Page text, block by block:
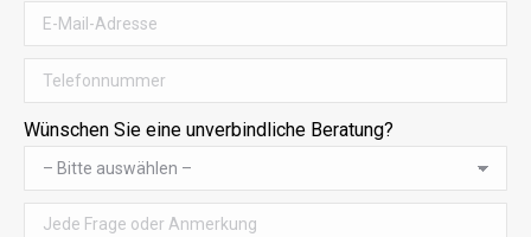
Wünschen Sie eine unverbindliche Beratung?